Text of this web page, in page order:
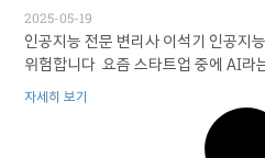
2025-05-19
인공지능 전문 변리사 이석기 인공지
위험합니다 ​ 요즘 스타트업 중에 AI라
자세히 보기